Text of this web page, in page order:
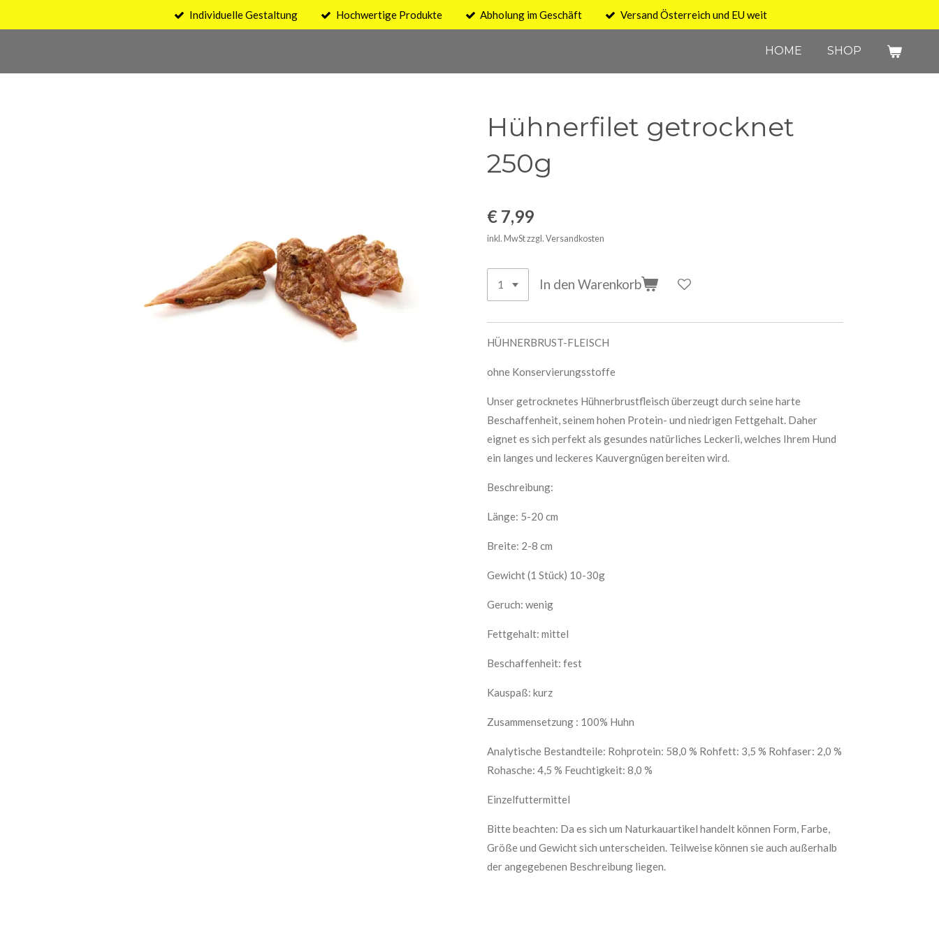
Individuelle Gestaltung Hochwertige Produkte Abholung im Geschäft Versand Österreich und EU weit
HOME SHOP
Hühnerfilet getrocknet
250g
€ 7,99
inkl. MwSt zzgl. Versandkosten
In den Warenkorb
HÜHNERBRUST-FLEISCH
ohne Konservierungsstoffe
Unser getrocknetes Hühnerbrustfleisch überzeugt durch seine harte
Beschaffenheit, seinem hohen Protein- und niedrigen Fettgehalt. Daher
eignet es sich perfekt als gesundes natürliches Leckerli, welches Ihrem Hund
ein langes und leckeres Kauvergnügen bereiten wird.
Beschreibung:
Länge: 5-20 cm
Breite: 2-8 cm
Gewicht (1 Stück) 10-30g
Geruch: wenig
Fettgehalt: mittel
Beschaffenheit: fest
Kauspaß: kurz
Zusammensetzung : 100% Huhn
Analytische Bestandteile: Rohprotein: 58,0 % Rohfett: 3,5 % Rohfaser: 2,0 %
Rohasche: 4,5 % Feuchtigkeit: 8,0 %
Einzelfuttermittel
Bitte beachten: Da es sich um Naturkauartikel handelt können Form, Farbe,
Größe und Gewicht sich unterscheiden. Teilweise können sie auch außerhalb
der angegebenen Beschreibung liegen.